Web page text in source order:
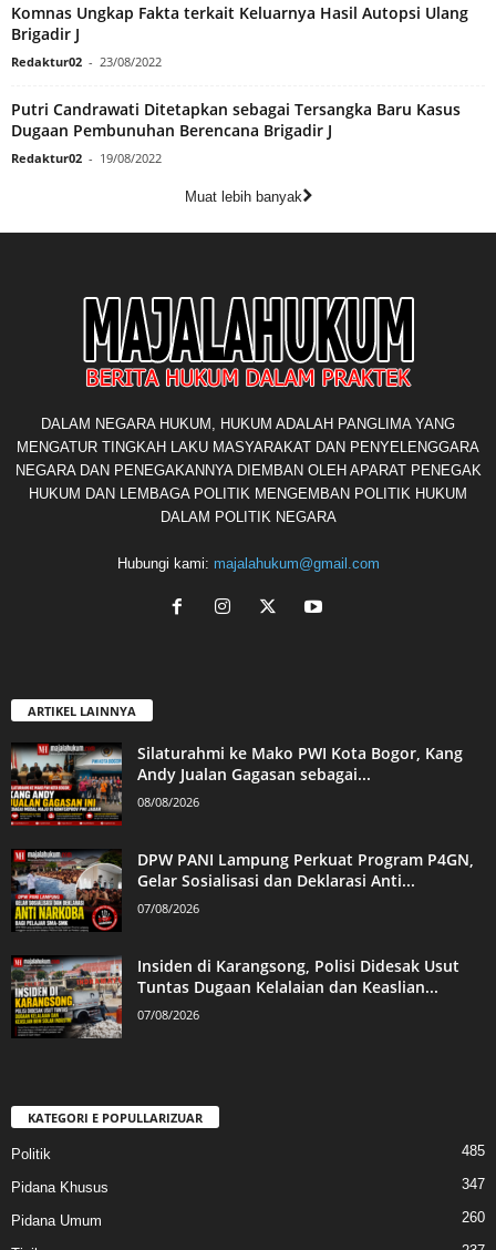
Komnas Ungkap Fakta terkait Keluarnya Hasil Autopsi Ulang
Brigadir J
Redaktur02 - 23/08/2022
Putri Candrawati Ditetapkan sebagai Tersangka Baru Kasus
Dugaan Pembunuhan Berencana Brigadir J
Redaktur02 - 19/08/2022
Muat lebih banyak
DALAM NEGARA HUKUM, HUKUM ADALAH PANGLIMA YANG
MENGATUR TINGKAH LAKU MASYARAKAT DAN PENYELENGGARA
NEGARA DAN PENEGAKANNYA DIEMBAN OLEH APARAT PENEGAK
HUKUM DAN LEMBAGA POLITIK MENGEMBAN POLITIK HUKUM
DALAM POLITIK NEGARA
Hubungi kami: majalahukum@gmail.com
ARTIKEL LAINNYA
Silaturahmi ke Mako PWI Kota Bogor, Kang
Andy Jualan Gagasan sebagai...
08/08/2026
DPW PANI Lampung Perkuat Program P4GN,
Gelar Sosialisasi dan Deklarasi Anti...
07/08/2026
Insiden di Karangsong, Polisi Didesak Usut
Tuntas Dugaan Kelalaian dan Keaslian...
07/08/2026
KATEGORI E POPULLARIZUAR
Politik 485
Pidana Khusus 347
Pidana Umum 260